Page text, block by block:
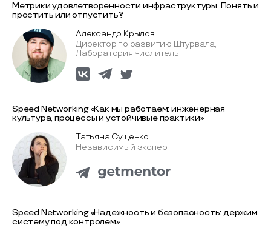
Метрики удовлетворенности инфраструктуры. Понять и
простить или отпустить?
Александр Крылов
Директор по развитию Штурвала,
Лаборатория Числитель
Speed Networking «Как мы работаем: инженерная
культура, процессы и устойчивые практики»
Татьяна Сущенко
Независимый эксперт
Speed Networking «Надежность и безопасность: держим
систему под контролем»